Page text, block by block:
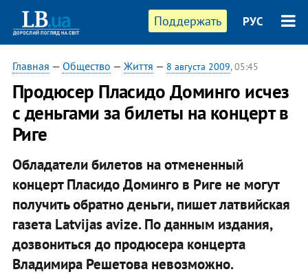
Поддержать РУС
Главная — Общество — Життя — 8 августа 2009, 05:45
Продюсер Пласидо Доминго исчез
с деньгами за билеты на концерт в
Риге
Обладатели билетов на отмененный
концерт Пласидо Доминго в Риге не могут
получить обратно деньги, пишет латвийская
газета Latvijas avize. По данным издания,
дозвониться до продюсера концерта
Владимира Решетова невозможно.